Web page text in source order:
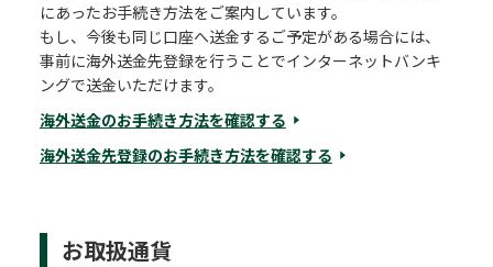
にあったお手続き方法をご案内しています。
もし、今後も同じ口座へ送金するご予定がある場合には、
事前に海外送金先登録を行うことでインターネットバンキ
ングで送金いただけます。
海外送金のお手続き方法を確認する
海外送金先登録のお手続き方法を確認する
お取扱通貨